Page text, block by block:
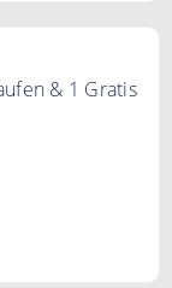
& 1 Gratis
erhalten